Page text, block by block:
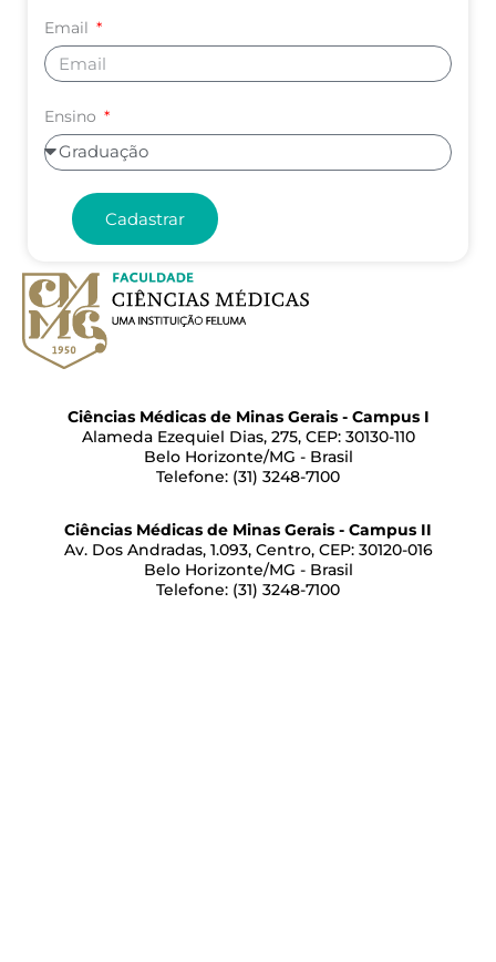
Email
Ensino
Cadastrar
Ciências Médicas de Minas Gerais - Campus I
Alameda Ezequiel Dias, 275, CEP: 30130-110
Belo Horizonte/MG - Brasil
Telefone: (31) 3248-7100
Ciências Médicas de Minas Gerais - Campus II
Av. Dos Andradas, 1.093, Centro, CEP: 30120-016
Belo Horizonte/MG - Brasil
Telefone: (31) 3248-7100